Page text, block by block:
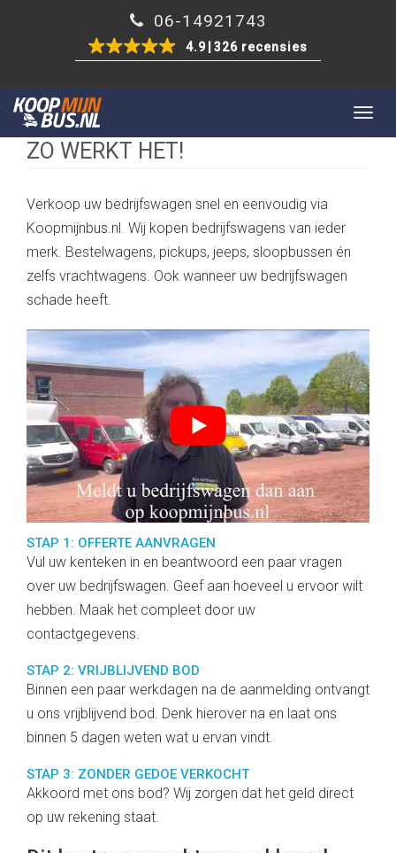
06-14921743
4.9 326 recensies
ZO WERKT HET!
Verkoop uw bedrijfswagen snel en eenvoudig via
Koopmijnbus.nl. Wij kopen bedrijfswagens van ieder
merk. Bestelwagens, pickups, jeeps, sloopbussen én
zelfs vrachtwagens. Ook wanneer uw bedrijfswagen
schade heeft.
STAP 1: OFFERTE AANVRAGEN
Vul uw kenteken in en beantwoord een paar vragen
over uw bedrijfswagen. Geef aan hoeveel u ervoor wilt
hebben. Maak het compleet door uw
contactgegevens.
STAP 2: VRIJBLIJVEND BOD
Binnen een paar werkdagen na de aanmelding ontvangt
u ons vrijblijvend bod. Denk hierover na en laat ons
binnen 5 dagen weten wat u ervan vindt.
STAP 3: ZONDER GEDOE VERKOCHT
Akkoord met ons bod? Wij zorgen dat het geld direct
op uw rekening staat.